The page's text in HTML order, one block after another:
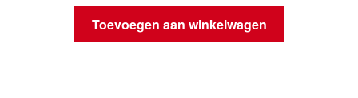
Toevoegen aan winkelwagen